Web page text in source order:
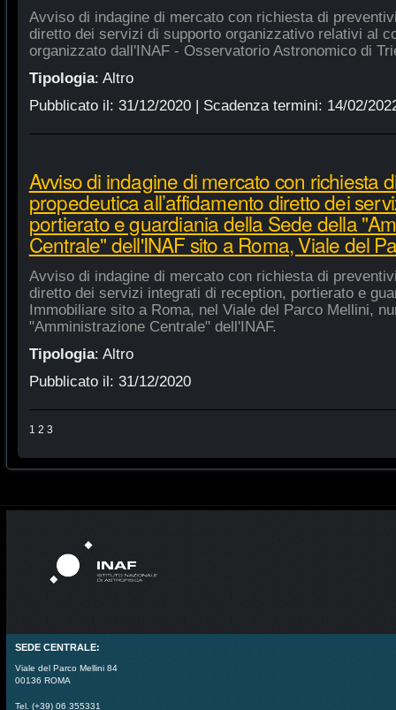
Avviso di indagine di mercato con richiesta di
diretto dei servizi di supporto organizzativo relativi al
organizzato dall'INAF - Osservatorio Astronomico di
Tipologia: Altro
Pubblicato il: 31/12/2020| Scadenza termini: 14/02/
Avviso di indagine di mercato con richiesta
propedeutica all’affidamento diretto dei
portierato e guardiania della Sede della
Centrale" dell'INAF sito a Roma, Viale del
Avviso di indagine di mercato con richiesta di
diretto dei servizi integrati di reception, portierato e
Immobiliare sito a Roma, nel Viale del Parco Mellini,
"Amministrazione Centrale" dell'INAF.
Tipologia: Altro
Pubblicato il: 31/12/2020
1 2 3
SEDE CENTRALE:
Viale del Parco Mellini 84
00136 ROMA
Tel. (+39) 06 355331